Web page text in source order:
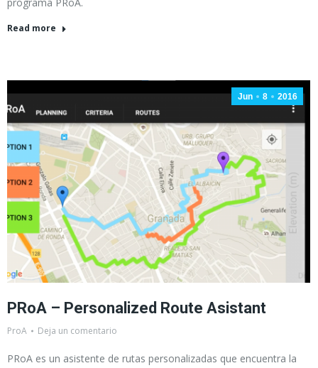
Read more
Jun 8 2016
PRoA – Personalized Route Asistant
ProA Deja un comentario
PRoA es un asistente de rutas personalizadas que encuentra la